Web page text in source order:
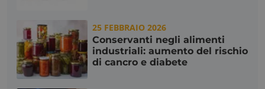
25 FEBBRAIO 2026
Conservanti negli alimenti
industriali: aumento del rischio
di cancro e diabete
visid_incap_2921979 .certid.it